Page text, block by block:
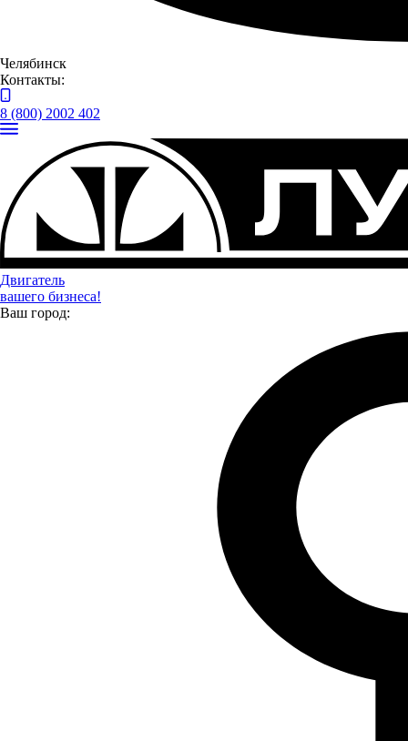
Челябинск
Контакты:
8 (800) 2002 402
Двигатель
вашего бизнеса!
Ваш город: